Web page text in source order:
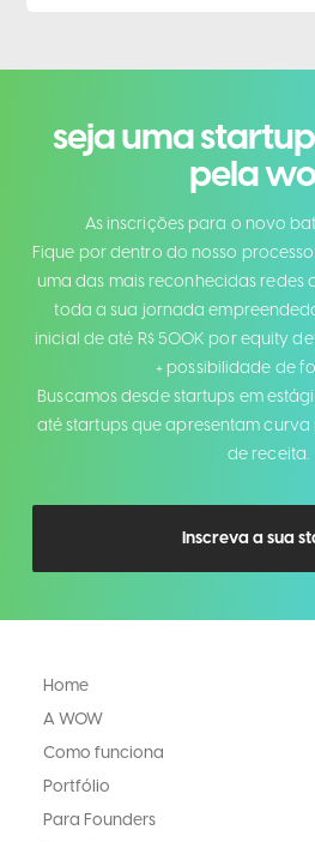
seja uma
pela
As inscrições para o novo
Fique por dentro do nosso
uma das mais reconhecidas redes
toda a sua jornada
inicial de até R$ 500K por equity
+ possibilidade de
Buscamos desde startups em
até startups que apresentam
de receita.
Inscreva a sua
Home
A WOW
Como funciona
Portfólio
Para Founders